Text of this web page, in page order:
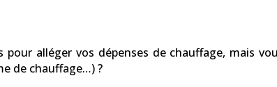
alléger vos dépenses de chauffage, mais
de chauffage…) ?